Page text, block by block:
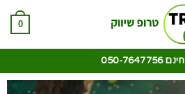
0
7647756